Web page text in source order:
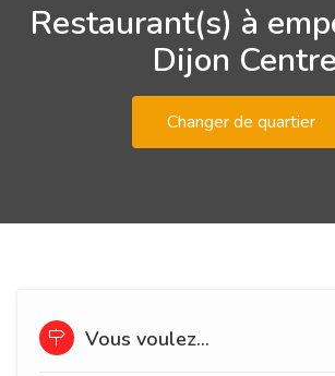
Restaurant(s) à
Dijon Centre
Changer de quartier
Vous voulez...